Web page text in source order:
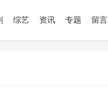
综艺 资讯 专题 留言